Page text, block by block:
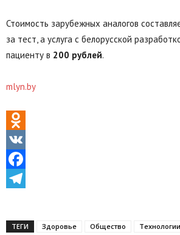
Стоимость зарубежных аналогов
за тест, а услуга с белорусской
пациенту в 200 рублей.
mlyn.by
Odnoklassniki
VK
Facebook
ТЕГИ Здоровье Общество Технологии